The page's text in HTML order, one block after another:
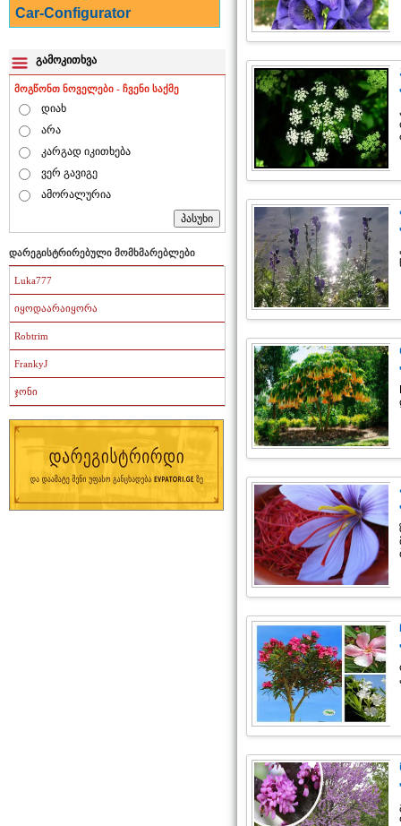
Car-Configurator
გამოკითხვა
მოგწონთ ნოველები - ჩვენი საქმე
დიახ
არა
კარგად იკითხება
ვერ გავიგე
ამორალურია
დარეგისტრირებული მომხმარებლები
Luka777
იყოდაარაიყორა
Robtrim
FrankyJ
ჯონი